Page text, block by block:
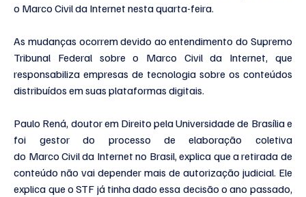
o Marco Civil da Internet nesta quarta-feira.
As mudanças ocorrem devido ao entendimento do Supremo
Tribunal Federal sobre o Marco Civil da Internet, que
responsabiliza empresas de tecnologia sobre os conteúdos
distribuídos em suas plataformas digitais.
Paulo Rená, doutor em Direito pela Universidade de Brasília e
foi gestor do processo de elaboração coletiva
do Marco Civil da Internet no Brasil, explica que a retirada de
conteúdo não vai depender mais de autorização judicial. Ele
explica que o STF já tinha dado essa decisão o ano passado,